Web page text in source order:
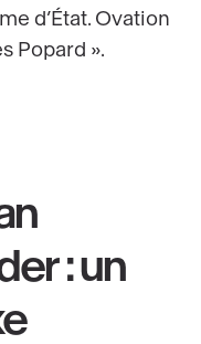
d’État. Ovation
Popard ».
: un